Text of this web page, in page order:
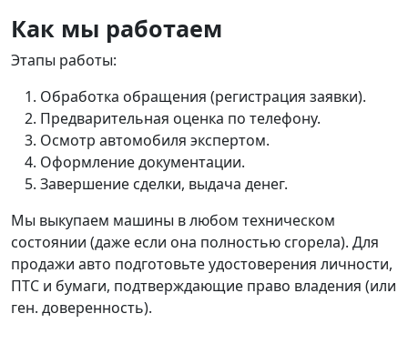
Как мы работаем
Этапы работы:
Обработка обращения (регистрация заявки).
Предварительная оценка по телефону.
Осмотр автомобиля экспертом.
Оформление документации.
Завершение сделки, выдача денег.
Мы выкупаем машины в любом техническом
состоянии (даже если она полностью сгорела). Для
продажи авто подготовьте удостоверения личности,
ПТС и бумаги, подтверждающие право владения (или
ген. доверенность).